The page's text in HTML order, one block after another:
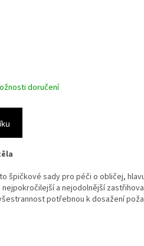
doručení
špičkové sady pro péči o obličej,
a nejodolnější
potřebnou k dosažení